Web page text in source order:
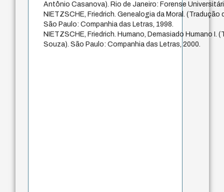
Antônio Casanova). Rio de Janeiro: Forense
NIETZSCHE, Friedrich. Genealogia da Moral. (Tradução
São Paulo: Companhia das Letras, 1998.
NIETZSCHE, Friedrich. Humano, Demasiado Humano I.
Souza). São Paulo: Companhia das Letras, 2000.